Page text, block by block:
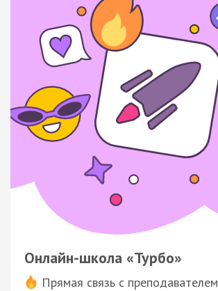
Онлайн-школа «Турбо»
Прямая связь с преподавателем